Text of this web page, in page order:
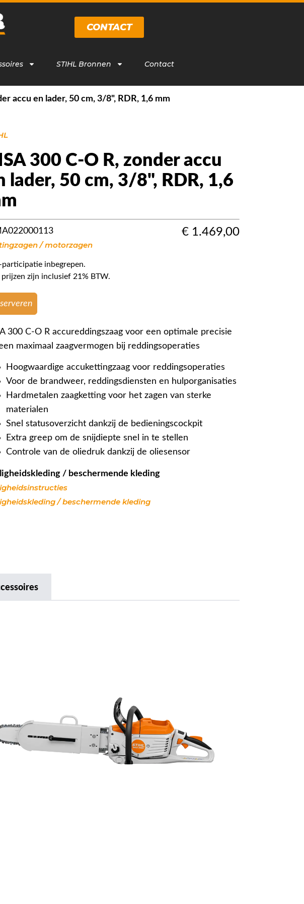
CONTACT
STIHL Bronnen Contact
accu en lader, 50 cm, 3/8", RDR, 1,6 mm
300 C-O R, zonder accu
lader, 50 cm, 3/8", RDR, 1,6
/ motorzagen
€ 1.469,00
participatie inbegrepen.
zijn inclusief 21% BTW.
300 C-O R accureddingszaag voor een optimale precisie
maximaal zaagvermogen bij reddingsoperaties
Hoogwaardige accukettingzaag voor reddingsoperaties
Voor de brandweer, reddingsdiensten en hulporganisaties
Hardmetalen zaagketting voor het zagen van sterke
materialen
Snel statusoverzicht dankzij de bedieningscockpit
Extra greep om de snijdiepte snel in te stellen
Controle van de oliedruk dankzij de oliesensor
/ beschermende kleding
/ beschermende kleding